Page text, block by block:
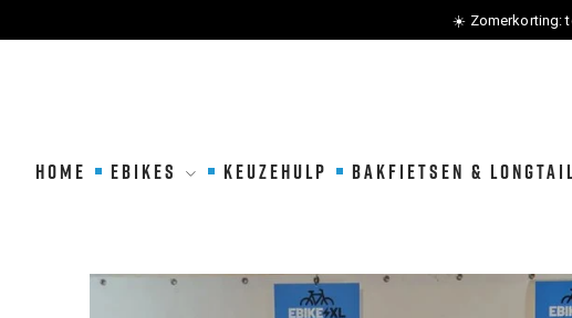
☀️ Zomerkorting:
HOME EBIKES KEUZEHULP BAKFIETSEN &